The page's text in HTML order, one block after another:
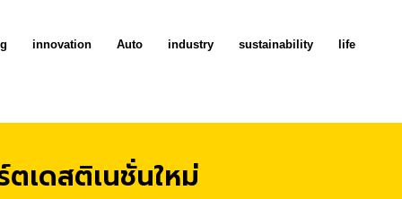
innovation Auto industry sustainability life
เดสติเนชั่นใหม่